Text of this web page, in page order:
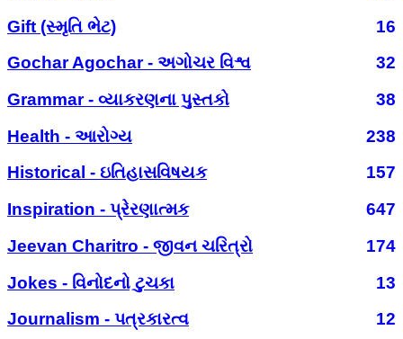
Gift (સ્મૃતિ ભેટ)
16
Gochar Agochar - અગોચર વિશ્વ
32
Grammar - વ્યાકરણના પુસ્તકો
38
Health - આરોગ્ય
238
Historical - ઇતિહાસવિષયક
157
Inspiration - પ્રેરણાત્મક
647
Jeevan Charitro - જીવન ચરિત્રો
174
Jokes - વિનોદનો ટુચકા
13
Journalism - પત્રકારત્વ
12